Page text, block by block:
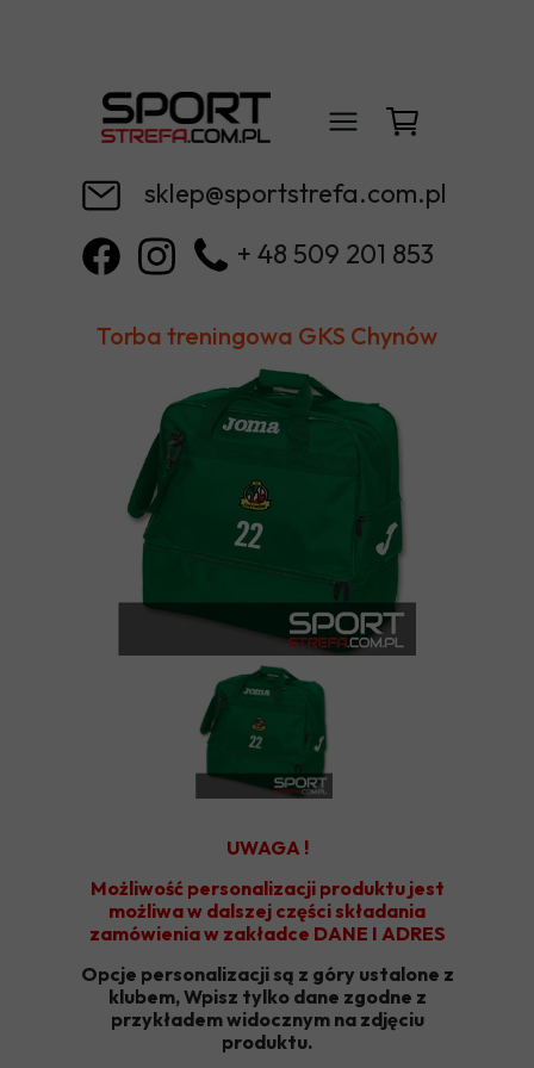
sklep@sportstrefa.com.pl
+ 48 509 201 853
UWAGA !
Możliwość personalizacji produktu jest
możliwa w dalszej części składania
zamówienia w zakładce DANE I ADRES
Opcje personalizacji są z góry ustalone z
klubem, Wpisz tylko dane zgodne z
przykładem widocznym na zdjęciu
produktu.
Torba treningowa GKS Chynów